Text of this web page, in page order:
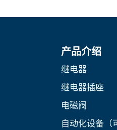
产品介绍
继电器
继电器插座
电磁阀
自动化设备（